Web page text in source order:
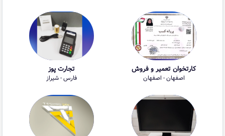
کارتخوان تعمیر و فروش
اصفهان - اصفهان
تجارت پوز
فارس - شیراز